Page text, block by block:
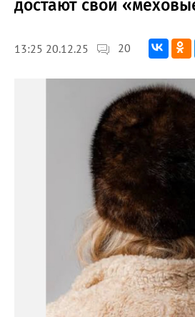
достают свои
13:25 20.12.25 20